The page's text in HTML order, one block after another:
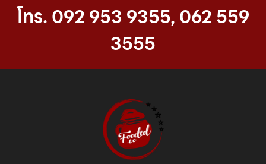
โทร. 092 953 9355, 062 559
3555⁣